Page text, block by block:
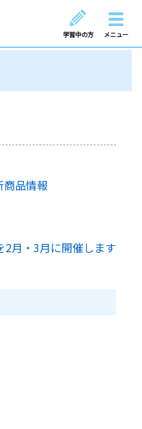
学習中の方 メニュー
商品情報
2月・3月に開催します